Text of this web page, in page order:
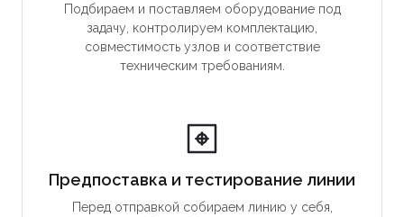
Подбираем и поставляем оборудование под
задачу, контролируем комплектацию,
совместимость узлов и соответствие
техническим требованиям.
Предпоставка и тестирование линии
Перед отправкой собираем линию у себя,